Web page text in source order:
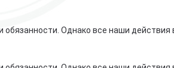
Однако все наши действия